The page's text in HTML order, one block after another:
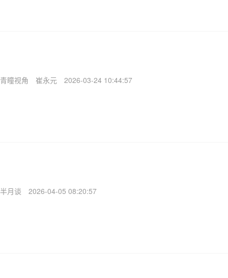
青瞳视角 崔永元 2026-03-24 10:44:57
半月谈 2026-04-05 08:20:57